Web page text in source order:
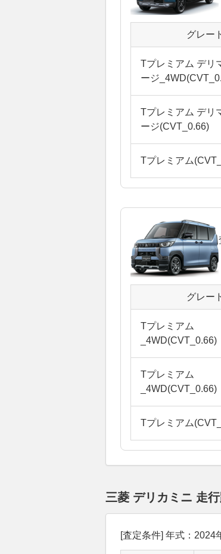
グレー
Tプレミアム デリ
ージ
Tプレミアム デリ
ージ(CVT_0.66)
Tプレミアム
グレー
Tプレミアム
_4WD(CVT_0.66)
Tプレミアム
_4WD(CVT_0.66)
Tプレミアム
三菱 デリカミニ 走
[査定条件] 年式：2024